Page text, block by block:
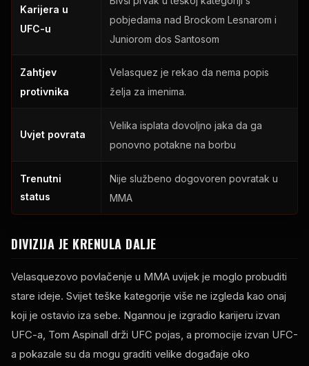
Karijera u
UFC-u
pobjedama nad Brockom Lesnarom i
Juniorom dos Santosom
Zahtjev
protivnika
Velasquez je rekao da nema popis
želja za imenima.
Uvjet povrata
Velika isplata dovoljno jaka da ga
ponovno potakne na borbu
Trenutni
status
Nije službeno dogovoren povratak u
MMA
DIVIZIJA JE KRENULA DALJE
Velasquezovo povlačenje u MMA uvijek je moglo probuditi
stare ideje. Svijet teške kategorije više ne izgleda kao onaj
koji je ostavio iza sebe. Ngannou je izgradio karijeru izvan
UFC-a, Tom Aspinall drži UFC pojas, a promocije izvan UFC-
a pokazale su da mogu graditi velike događaje oko